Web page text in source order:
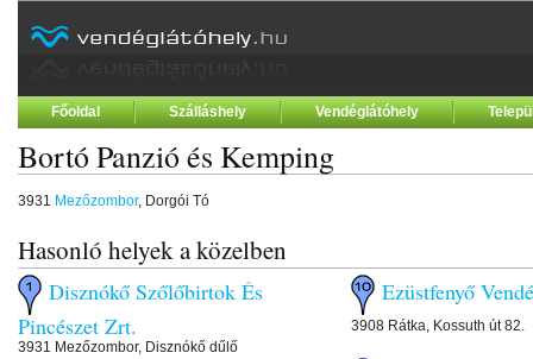
Főoldal Szálláshely Vendéglátóhely
Bortó Panzió és Kemping
3931 Mezőzombor, Dorgói Tó
Hasonló helyek a közelben
Disznókő Szőlőbirtok És
Pincészet Zrt.
3931 Mezőzombor, Disznókő dűlő
Ezüstfenyő
3908 Rátka, Kossuth út 82.